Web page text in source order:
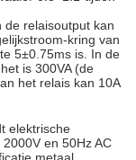
de relaisoutput kan
kring van
5±0.75ms is. In de
is 300VA (de
het relais kan 10A
elektrische
en 50Hz AC